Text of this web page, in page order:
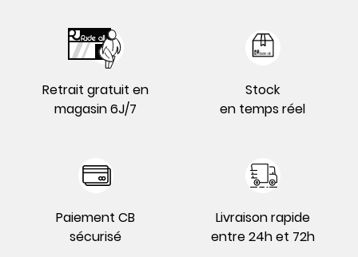
Retrait gratuit en
magasin 6J/7
Stock
en temps réel
Paiement CB
sécurisé
Livraison rapide
entre 24h et 72h